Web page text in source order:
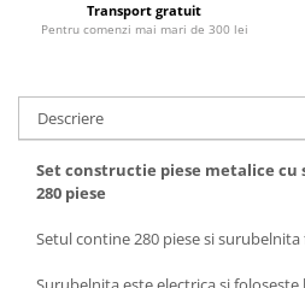
Transport gratuit
Pentru comenzi mai mari de 300 lei
Descriere
Set constructie piese metalice
280 piese
Setul contine 280 piese si